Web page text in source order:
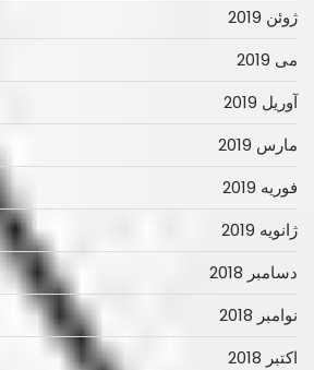
ژوئن 2019
می 2019
آوریل 2019
مارس 2019
فوریه 2019
ژانویه 2019
دسامبر 2018
نوامبر 2018
اکتبر 2018